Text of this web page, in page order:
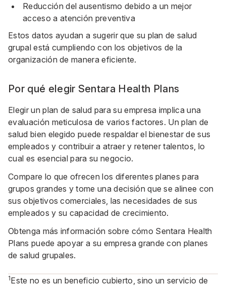
Reducción del ausentismo debido a un mejor
acceso a atención preventiva
Estos datos ayudan a sugerir que su plan de salud
grupal está cumpliendo con los objetivos de la
organización de manera eficiente.
Por qué elegir Sentara Health Plans
Elegir un plan de salud para su empresa implica una
evaluación meticulosa de varios factores. Un plan de
salud bien elegido puede respaldar el bienestar de sus
empleados y contribuir a atraer y retener talentos, lo
cual es esencial para su negocio.
Compare lo que ofrecen los diferentesplanes para
grupos grandes y tome una decisión que se alinee con
sus objetivos comerciales, las necesidades de sus
empleados y su capacidad de crecimiento.
Obtenga más información sobre cómo Sentara Health
Plans puede apoyar a su empresa grande con planes
de salud grupales.
1Este no es un beneficio cubierto, sino un servicio de